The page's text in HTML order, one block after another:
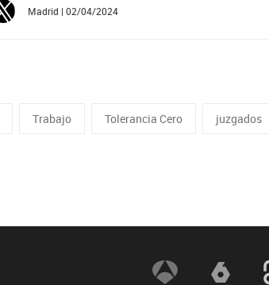
Madrid | 02/04/2024
Trabajo Tolerancia Cero juzgados